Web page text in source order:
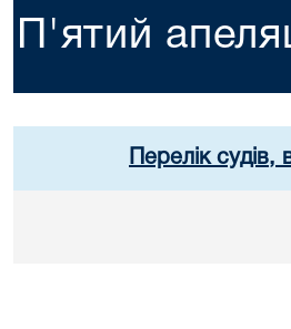
П'ятий
Перелік судів,